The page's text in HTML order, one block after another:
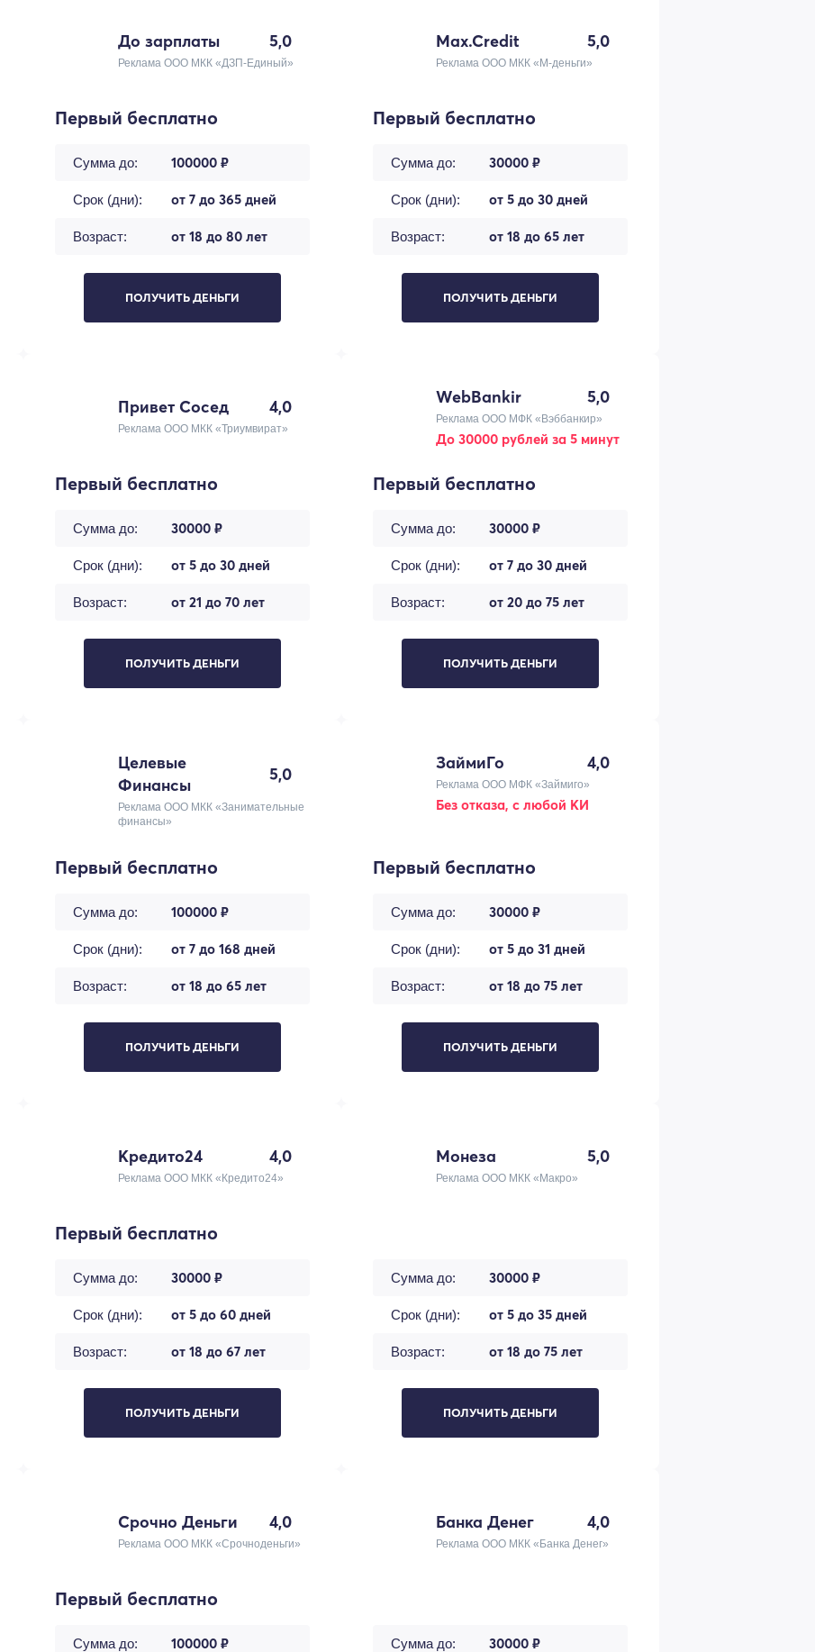
До зарплаты 5,0
Реклама ООО МКК «ДЗП-Единый»
Первый бесплатно
Сумма до: 100000 ₽
Срок (дни): от 7 до 365 дней
Возраст: от 18 до 80 лет
ПОЛУЧИТЬ ДЕНЬГИ
Max.Credit 5,0
Реклама ООО МКК «М-деньги»
Первый бесплатно
Сумма до: 30000 ₽
Срок (дни): от 5 до 30 дней
Возраст: от 18 до 65 лет
ПОЛУЧИТЬ ДЕНЬГИ
Привет Сосед 4,0
Реклама ООО МКК «Триумвират»
Первый бесплатно
Сумма до: 30000 ₽
Срок (дни): от 5 до 30 дней
Возраст: от 21 до 70 лет
ПОЛУЧИТЬ ДЕНЬГИ
WebBankir 5,0
Реклама ООО МФК «Вэббанкир»
До 30000 рублей за 5 минут
Первый бесплатно
Сумма до: 30000 ₽
Срок (дни): от 7 до 30 дней
Возраст: от 20 до 75 лет
ПОЛУЧИТЬ ДЕНЬГИ
Целевые
Финансы
5,0
Реклама ООО МКК «Занимательные
финансы»
Первый бесплатно
Сумма до: 100000 ₽
Срок (дни): от 7 до 168 дней
Возраст: от 18 до 65 лет
ПОЛУЧИТЬ ДЕНЬГИ
ЗаймиГо 4,0
Реклама ООО МФК «Займиго»
Без отказа, с любой КИ
Первый бесплатно
Сумма до: 30000 ₽
Срок (дни): от 5 до 31 дней
Возраст: от 18 до 75 лет
ПОЛУЧИТЬ ДЕНЬГИ
Кредито24 4,0
Реклама ООО МКК «Кредито24»
Первый бесплатно
Сумма до: 30000 ₽
Срок (дни): от 5 до 60 дней
Возраст: от 18 до 67 лет
ПОЛУЧИТЬ ДЕНЬГИ
Монеза 5,0
Реклама ООО МКК «Макро»
Сумма до: 30000 ₽
Срок (дни): от 5 до 35 дней
Возраст: от 18 до 75 лет
ПОЛУЧИТЬ ДЕНЬГИ
Срочно Деньги 4,0
Реклама ООО МКК «Срочноденьги»
Первый бесплатно
Сумма до: 100000 ₽
Банка Денег 4,0
Реклама ООО МКК «Банка Денег»
Сумма до: 30000 ₽